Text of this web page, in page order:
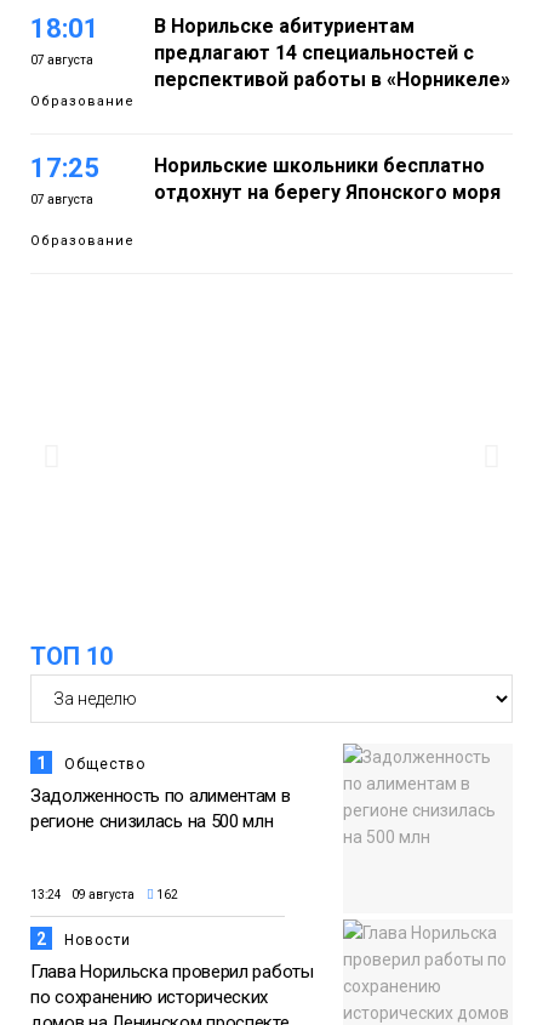
18:01
07 августа
Образование
В Норильске абитуриентам
предлагают 14 специальностей с
перспективой работы в «Норникеле»
17:25
07 августа
Образование
Норильские школьники бесплатно
отдохнут на берегу Японского моря
Спорт
ТОП 10
1 Общество
Задолженность по алиментам в
регионе снизилась на 500 млн
13:24 09 августа 162
2 Новости
Глава Норильска проверил работы
по сохранению исторических